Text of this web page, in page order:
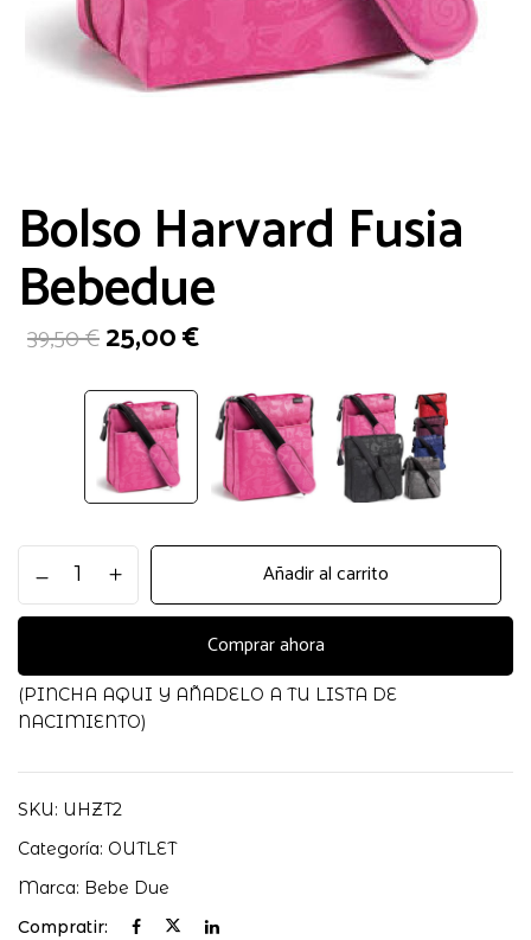
Bolso Harvard Fusia
Bebedue
39,50€El
precio
era:
39,50 €.
25,00€Elprecio
es:
25,00 €.
Harvard
Fusia
cantidad
Añadir al carrito
Comprar ahora
(PINCHA AQUI Y AÑADELO A TU LISTA DE
NACIMIENTO)
SKU: UHZT2
Categoría: OUTLET
Marca: Bebe Due
Compratir: